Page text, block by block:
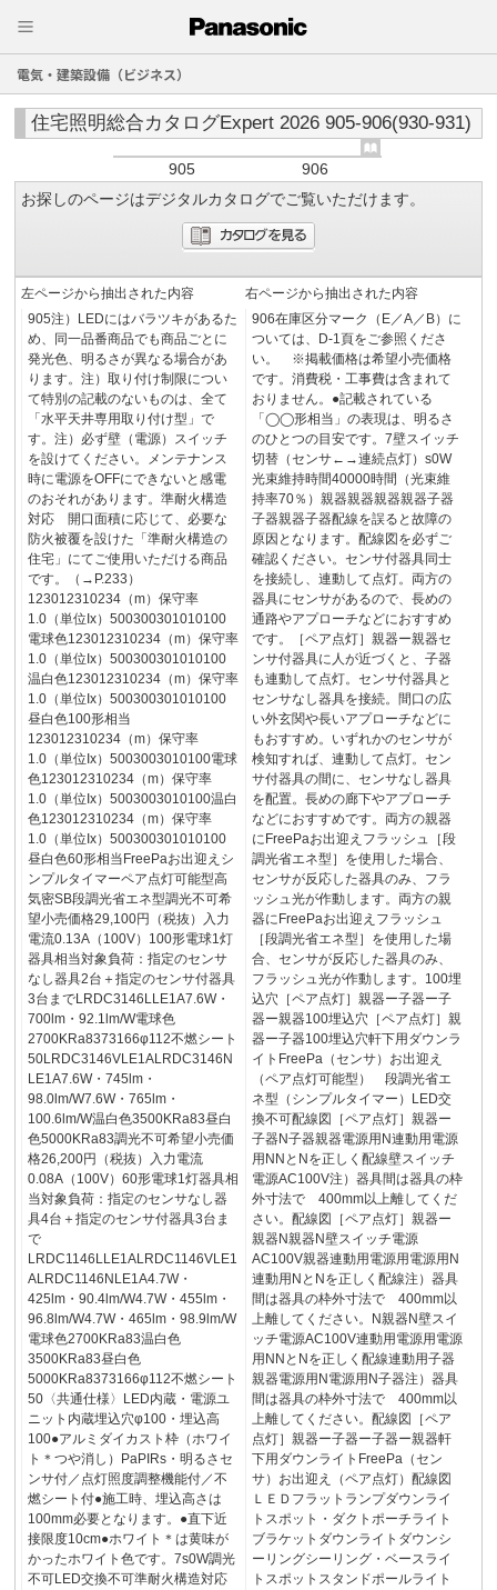
電気・建築設備（ビジネス）
住宅照明総合カタログExpert 2026 905-906(930-931)
905
906
お探しのページはデジタルカタログでご覧いただけます。
左ページから抽出された内容
905注）LEDにはバラツキがあるた
め、同一品番商品でも商品ごとに
発光色、明るさが異なる場合があ
ります。注）取り付け制限につい
て特別の記載のないものは、全て
「水平天井専用取り付け型」で
す。注）必ず壁（電源）スイッチ
を設けてください。メンテナンス
時に電源をOFFにできないと感電
のおそれがあります。準耐火構造
対応 開口面積に応じて、必要な
防火被覆を設けた「準耐火構造の
住宅」にてご使用いただける商品
です。（→P.233）
123012310234（m）保守率
1.0（単位Ix）500300301010100
電球色123012310234（m）保守率
1.0（単位Ix）500300301010100
温白色123012310234（m）保守率
1.0（単位Ix）500300301010100
昼白色100形相当
123012310234（m）保守率
1.0（単位Ix）5003003010100電球
色123012310234（m）保守率
1.0（単位Ix）5003003010100温白
色123012310234（m）保守率
1.0（単位Ix）500300301010100
昼白色60形相当FreePaお出迎えシ
ンプルタイマーペア点灯可能型高
気密SB段調光省エネ型調光不可希
望小売価格29,100円（税抜）入力
電流0.13A（100V）100形電球1灯
器具相当対象負荷：指定のセンサ
なし器具2台＋指定のセンサ付器具
3台までLRDC3146LLE1A7.6W・
700lm・92.1lm/W電球色
2700KRa8373166φ112不燃シート
50LRDC3146VLE1ALRDC3146N
LE1A7.6W・745lm・
98.0lm/W7.6W・765lm・
100.6lm/W温白色3500KRa83昼白
色5000KRa83調光不可希望小売価
格26,200円（税抜）入力電流
0.08A（100V）60形電球1灯器具相
当対象負荷：指定のセンサなし器
具4台＋指定のセンサ付器具3台ま
で
LRDC1146LLE1ALRDC1146VLE1
ALRDC1146NLE1A4.7W・
425lm・90.4lm/W4.7W・455lm・
96.8lm/W4.7W・465lm・98.9lm/W
電球色2700KRa83温白色
3500KRa83昼白色
5000KRa8373166φ112不燃シート
50〈共通仕様〉LED内蔵・電源ユ
ニット内蔵埋込穴φ100・埋込高
100●アルミダイカスト枠（ホワイ
ト＊つや消し）PaPIRs・明るさセ
ンサ付／点灯照度調整機能付／不
燃シート付●施工時、埋込高さは
100mm必要となります。●直下近
接限度10cm●ホワイト＊は黄味が
かったホワイト色です。7s0W調光
不可LED交換不可準耐火構造対応
右ページから抽出された内容
906在庫区分マーク（E／A／B）に
ついては、D-1頁をご参照くださ
い。 ※掲載価格は希望小売価格
です。消費税・工事費は含まれて
おりません。●記載されている
「◯◯形相当」の表現は、明るさ
のひとつの目安です。7壁スイッチ
切替（センサ←→連続点灯）s0W
光束維持時間40000時間（光束維
持率70％）親器親器親器親器子器
子器親器子器配線を誤ると故障の
原因となります。配線図を必ずご
確認ください。センサ付器具同士
を接続し、連動して点灯。両方の
器具にセンサがあるので、長めの
通路やアプローチなどにおすすめ
です。［ペア点灯］親器ー親器セ
ンサ付器具に人が近づくと、子器
も連動して点灯。センサ付器具と
センサなし器具を接続。間口の広
い外玄関や長いアプローチなどに
もおすすめ。いずれかのセンサが
検知すれば、連動して点灯。セン
サ付器具の間に、センサなし器具
を配置。長めの廊下やアプローチ
などにおすすめです。両方の親器
にFreePaお出迎えフラッシュ［段
調光省エネ型］を使用した場合、
センサが反応した器具のみ、フラ
ッシュ光が作動します。両方の親
器にFreePaお出迎えフラッシュ
［段調光省エネ型］を使用した場
合、センサが反応した器具のみ、
フラッシュ光が作動します。100埋
込穴［ペア点灯］親器ー子器ー子
器ー親器100埋込穴［ペア点灯］親
器ー子器100埋込穴軒下用ダウンラ
イトFreePa（センサ）お出迎え
（ペア点灯可能型） 段調光省エ
ネ型（シンプルタイマー）LED交
換不可配線図［ペア点灯］親器ー
子器N子器親器電源用N連動用電源
用NNとNを正しく配線壁スイッチ
電源AC100V注）器具間は器具の枠
外寸法で 400mm以上離してくだ
さい。配線図［ペア点灯］親器ー
親器N親器N壁スイッチ電源
AC100V親器連動用電源用電源用N
連動用NとNを正しく配線注）器具
間は器具の枠外寸法で 400mm以
上離してください。N親器N壁スイ
ッチ電源AC100V連動用電源用電源
用NNとNを正しく配線連動用子器
親器電源用N電源用N子器注）器具
間は器具の枠外寸法で 400mm以
上離してください。配線図［ペア
点灯］親器ー子器ー子器ー親器軒
下用ダウンライトFreePa（セン
サ）お出迎え（ペア点灯）配線図
ＬＥＤフラットランプダウンライ
トスポット・ダクトポーチライト
ブラケットダウンライトダウンシ
ーリングシーリング・ベースライ
トスポットスタンドポールライト